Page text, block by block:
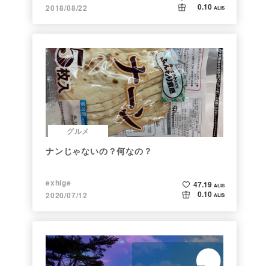
2018/08/22
0.10 ALIS
グルメ
ナンじゃないの？何なの？
exhige
2020/07/12
47.19 ALIS
0.10 ALIS